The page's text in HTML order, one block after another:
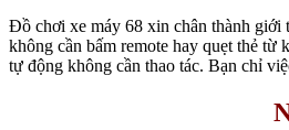
Đồ chơi xe máy 68 xin chân thành giới
không cần bấm remote hay quẹt thẻ từ
tự động không cần thao tác. Bạn chỉ